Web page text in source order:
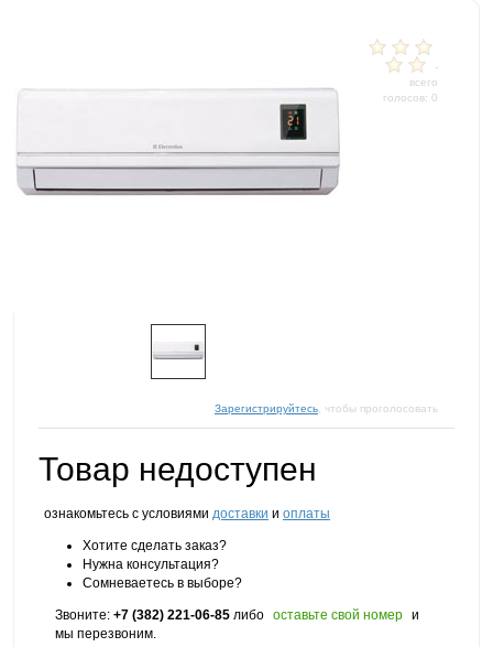
-
всего
голосов: 0
Зарегистрируйтесь , чтобы проголосовать
Товар недоступен
ознакомьтесь с условиями доставки и оплаты
Хотите сделать заказ?
Нужна консультация?
Сомневаетесь в выборе?
Звоните: +7 (382) 221-06-85 либо оставьте свой номер и
мы перезвоним.